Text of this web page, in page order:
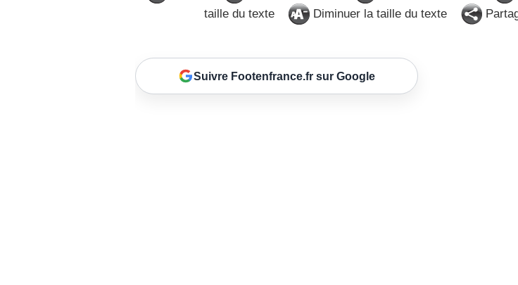
taille du texte
Diminuer la taille du texte
Suivre Footenfrance.fr sur Google